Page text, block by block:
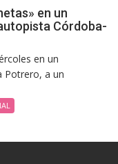
en un
Córdoba-
en un
Potrero, a un